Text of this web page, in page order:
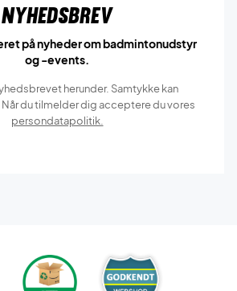
Nyhedsbrev
på nyheder om badmintonudstyr
og -events.
herunder. Samtykke kan
du tilmelder dig acceptere du vores
persondatapolitik.